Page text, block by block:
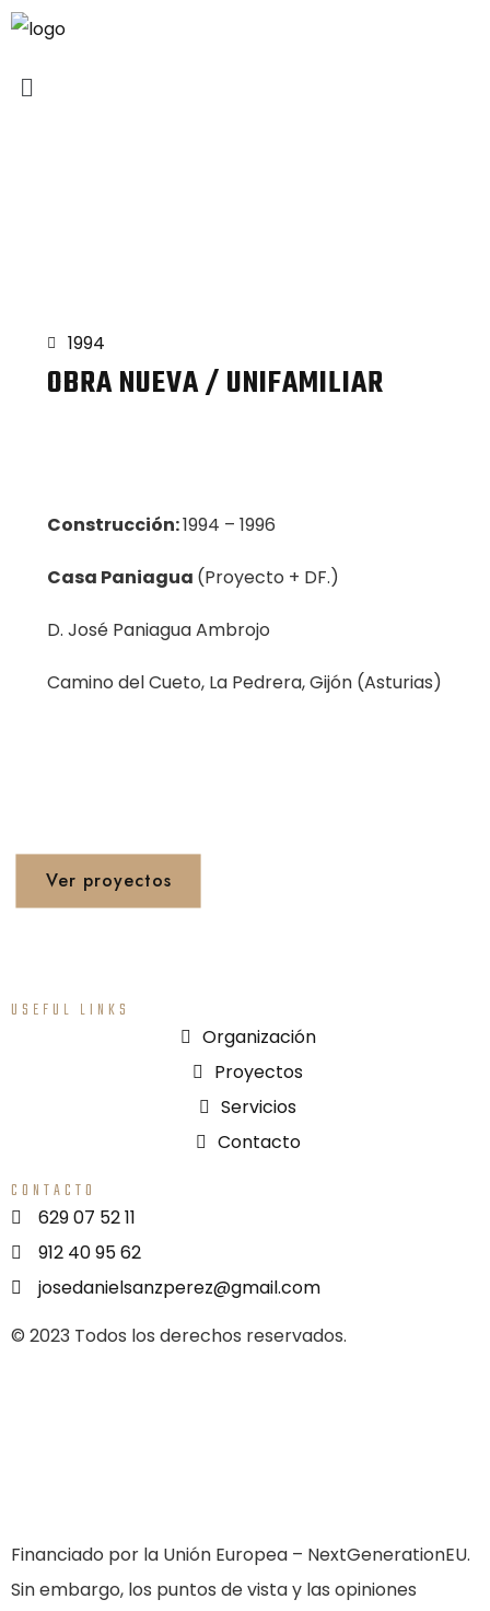
1994
OBRA NUEVA / UNIFAMILIAR
Construcción:1994 – 1996
Casa Paniagua (Proyecto + DF.)
D. José Paniagua Ambrojo
Camino del Cueto, La Pedrera, Gijón (Asturias)
Ver proyectos
USEFUL LINKS
Organización
Proyectos
Servicios
Contacto
CONTACTO
629 07 52 11
912 40 95 62
josedanielsanzperez@gmail.com
© 2023 Todos los derechos reservados.
Financiado por la Unión Europea – NextGenerationEU.
Sin embargo, los puntos de vista y las opiniones